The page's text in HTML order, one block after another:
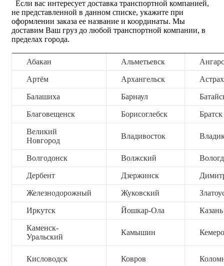
Если вас интересует доставка транспортной компанией,
не представленной в данном списке, укажите при
оформлении заказа ее название и координаты. Мы
доставим Ваш груз до любой транспортной компании, в
пределах города.
Абакан Альметьевск
Артём Архангельск
Балашиха Барнаул
Благовещенск Борисоглебск Братск
Великий
Новгород
Владивосток
Волгодонск Волжский
Дербент Дзержинск
Железнодорожный Жуковский
Иркутск Йошкар-Ола Казань
Каменск-
Уральский
Камышин
Кисловодск Ковров